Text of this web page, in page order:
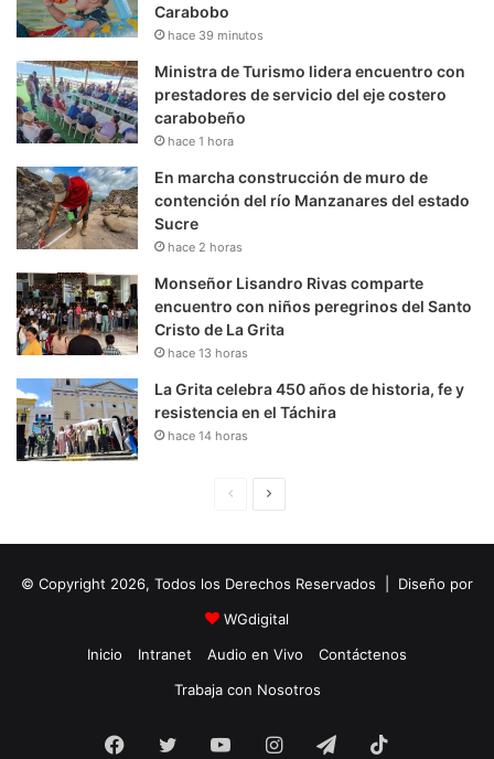
Carabobo
hace 39 minutos
Ministra de Turismo lidera encuentro con
prestadores de servicio del eje costero
carabobeño
hace 1 hora
En marcha construcción de muro de
contención del río Manzanares del estado
Sucre
hace 2 horas
Monseñor Lisandro Rivas comparte
encuentro con niños peregrinos del Santo
Cristo de La Grita
hace 13 horas
La Grita celebra 450 años de historia, fe y
resistencia en el Táchira
hace 14 horas
i
n
a
u
i
e
e
© Copyright 2026, Todos los Derechos Reservados | Diseño por
WGdigital
Inicio
Intranet Audio en Vivo
Contáctenos
Trabaja con Nosotros
Facebook
Twitter YouTubeInstagramTelegram